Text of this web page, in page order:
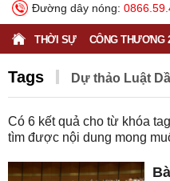
Đường dây nóng:
THỜI SỰ CÔNG THƯƠNG
Tags Dự thảo Luật
Có 6 kết quả cho từ khóa
tìm được nội dung mong